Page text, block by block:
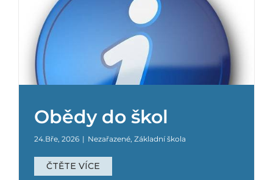
Obědy do škol
24.Bře, 2026 | Nezařazené, Základní škola
ČTĚTE VÍCE